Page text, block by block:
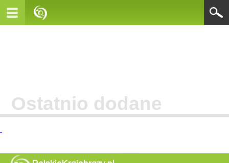
Ostatnio dodane